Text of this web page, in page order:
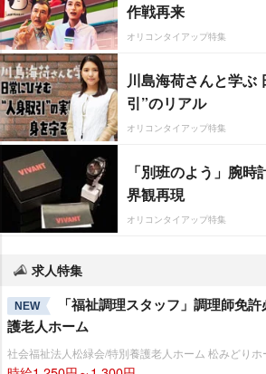
作戦再来
オリコンタイアップ特集
川島海荷さんと学ぶ
引”のリアル
オリコンタイアップ特集
「別班のよう」腕
界観再現
オリコンタイアップ特集
求人特集
NEW
「福祉調理スタッフ」調理師免
護老人ホーム
社会福祉法人松緑会/特別養護老人ホーム 松みどりホ